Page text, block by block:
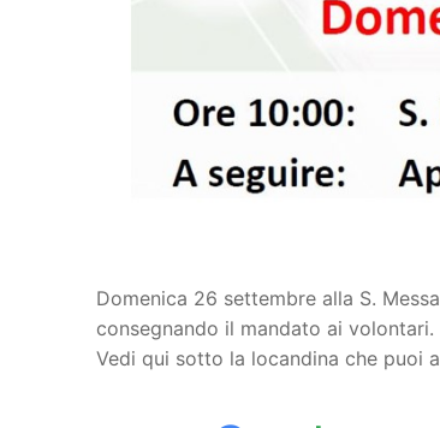
Domenica 26 settembre alla S.
consegnando il mandato ai
Vedi qui sotto la locandina che puoi